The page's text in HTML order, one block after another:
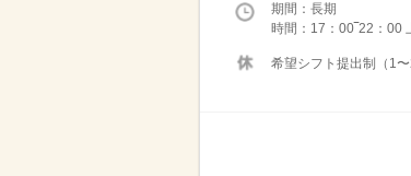
期間：長期
時間：17：00‾22：00
希望シフト提出制（1